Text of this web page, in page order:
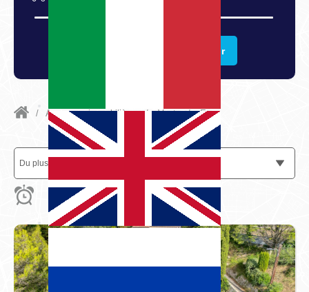
Services
Commerces/Négoce
Programme neuf
Rechercher
/ Annonces immobilières / Vente / Eze
Du plus cher au moins cher
Trier par
Du plus récent au moins récent
Du moins récent au plus récent
Du plus cher au moins cher